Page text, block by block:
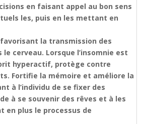
en faisant appel au bon sens
les, puis en les mettant en
la transmission des
cerveau. Lorsque l’insomnie est
hyperactif, protège contre
Fortifie la mémoire et améliore la
à l’individu de se fixer des
à se souvenir des rêves et à les
en plus le processus de